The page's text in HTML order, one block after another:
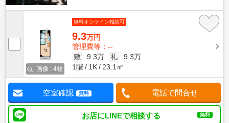
画像 : 4枚
無料オンライン相談可
9.3万円
管理費等：--
敷
9.3万 礼
9.3万
1階
1K 23.1㎡
空室確認 無料 電話で問合せ
お店にLINEで相談する 無料